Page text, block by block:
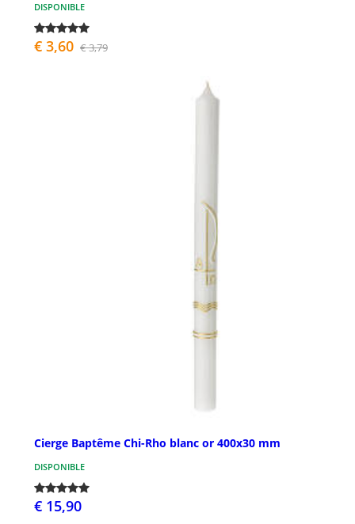
DISPONIBLE
€ 3,60 € 3,79
Cierge Baptême Chi-Rho blanc or 400x30 mm
DISPONIBLE
€ 15,90